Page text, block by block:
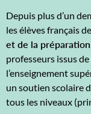
Depuis plus d’un
les élèves français
et de la
professeurs issus
l’enseignement
un soutien scolaire
tous les niveaux